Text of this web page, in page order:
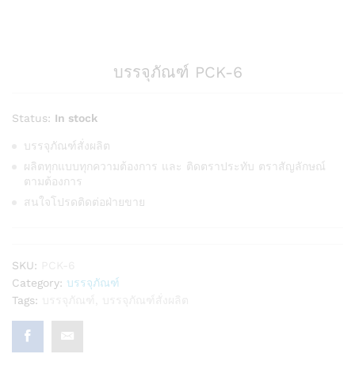
บรรจุภัณฑ์ PCK-6
Status: In stock
บรรจุภัณฑ์สั่งผลิต
ผลิตทุกแบบทุกความต้องการ และ ติดตราประทับ ตราสัญลักษณ์
ตามต้องการ
สนใจโปรดติดต่อฝ่ายขาย
SKU:
Category: บรรจุภัณฑ์
Tags: